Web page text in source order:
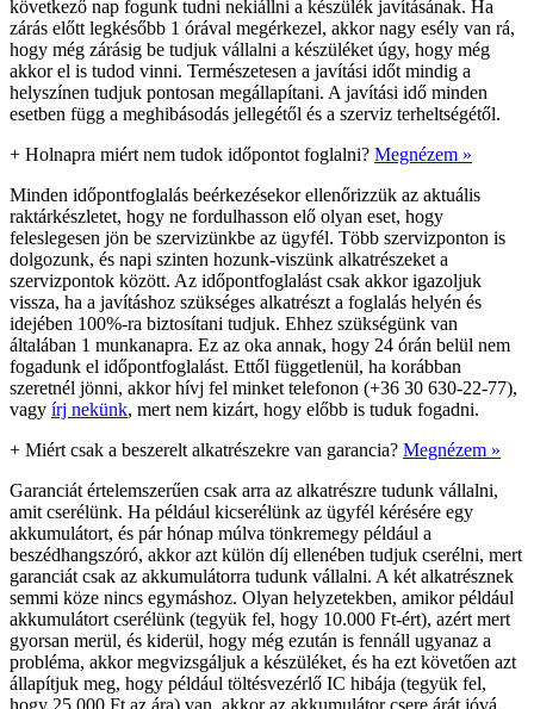
következő nap fogunk tudni nekiállni a készülék javításának. Ha
zárás előtt legkésőbb 1 órával megérkezel, akkor nagy esély van rá,
hogy még zárásig be tudjuk vállalni a készüléket úgy, hogy még
akkor el is tudod vinni. Természetesen a javítási időt mindig a
helyszínen tudjuk pontosan megállapítani. A javítási idő minden
esetben függ a meghibásodás jellegétől és a szerviz terheltségétől.
+ Holnapra miért nem tudok időpontot foglalni? Megnézem »
Minden időpontfoglalás beérkezésekor ellenőrizzük az aktuális
raktárkészletet, hogy ne fordulhasson elő olyan eset, hogy
feleslegesen jön be szervizünkbe az ügyfél. Több szervizponton is
dolgozunk, és napi szinten hozunk-viszünk alkatrészeket a
szervizpontok között. Az időpontfoglalást csak akkor igazoljuk
vissza, ha a javításhoz szükséges alkatrészt a foglalás helyén és
idejében 100%-ra biztosítani tudjuk. Ehhez szükségünk van
általában 1 munkanapra. Ez az oka annak, hogy 24 órán belül nem
fogadunk el időpontfoglalást. Ettől függetlenül, ha korábban
szeretnél jönni, akkor hívj fel minket telefonon (+36 30 630-22-77),
vagy írj nekünk, mert nem kizárt, hogy előbb is tuduk fogadni.
+ Miért csak a beszerelt alkatrészekre van garancia? Megnézem »
Garanciát értelemszerűen csak arra az alkatrészre tudunk vállalni,
amit cserélünk. Ha például kicserélünk az ügyfél kérésére egy
akkumulátort, és pár hónap múlva tönkremegy például a
beszédhangszóró, akkor azt külön díj ellenében tudjuk cserélni, mert
garanciát csak az akkumulátorra tudunk vállalni. A két alkatrésznek
semmi köze nincs egymáshoz. Olyan helyzetekben, amikor például
akkumulátort cserélünk (tegyük fel, hogy 10.000 Ft-ért), azért mert
gyorsan merül, és kiderül, hogy még ezután is fennáll ugyanaz a
probléma, akkor megvizsgáljuk a készüléket, és ha ezt követően azt
állapítjuk meg, hogy például töltésvezérlő IC hibája (tegyük fel,
hogy 25.000 Ft az ára) van, akkor az akkumulátor csere árát jóvá